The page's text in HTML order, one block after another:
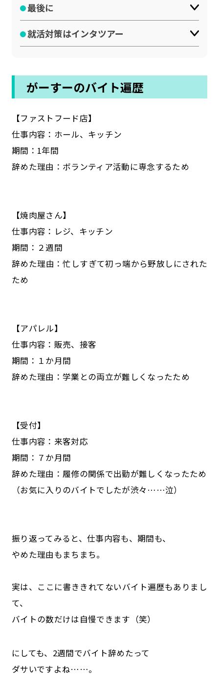
最後に
就活対策はインタツアー
がーすーのバイト遍歴
【ファストフード店】
仕事内容：ホール、キッチン
期間：1年間
辞めた理由：ボランティア活動に専念するため
【焼肉屋さん】
仕事内容：レジ、キッチン
期間：２週間
辞めた理由：忙しすぎて初っ端から野放しにされた
ため
【アパレル】
仕事内容：販売、接客
期間：１か月間
辞めた理由：学業との両立が難しくなったため
【受付】
仕事内容：来客対応
期間：７か月間
辞めた理由：履修の関係で出勤が難しくなったため
（お気に入りのバイトでしたが渋々……泣）
振り返ってみると、仕事内容も、期間も、
やめた理由もまちまち。
実は、ここに書ききれてないバイト遍歴もありまし
て、
バイトの数だけは自慢できます（笑）
にしても、2週間でバイト辞めたって
ダサいですよね……。